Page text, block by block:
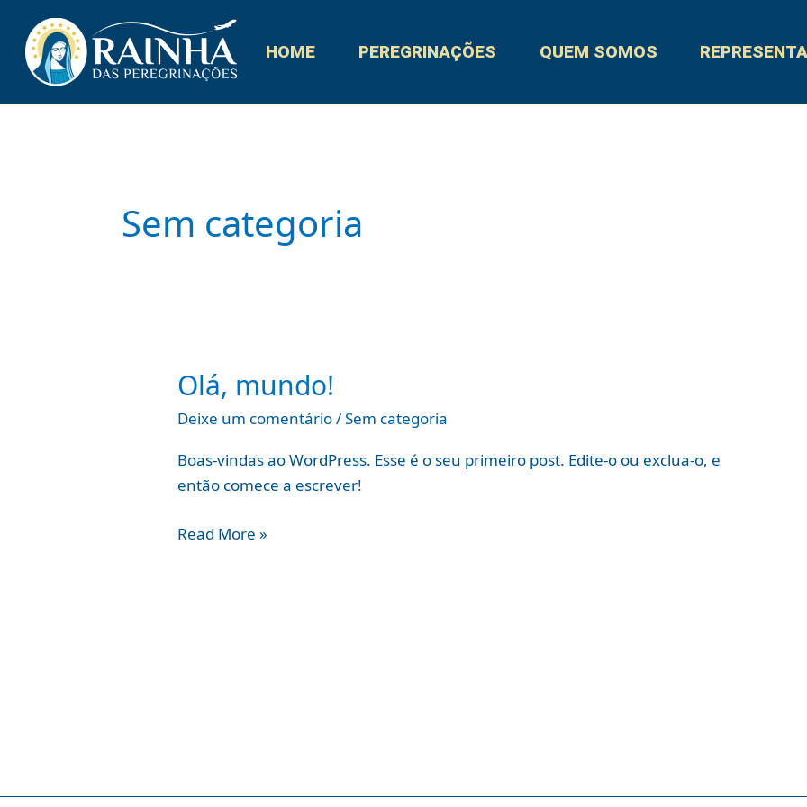
para
conteúdo
HOME PEREGRINAÇÕES QUEM SOMOS
Sem categoria
Olá, mundo!
Deixe um comentário/Sem categoria
Boas-vindas ao WordPress. Esse é o seu primeiro post. Edite-o ou exclua-o, e
então comece a escrever!
Olá,
mundo!
Read More »